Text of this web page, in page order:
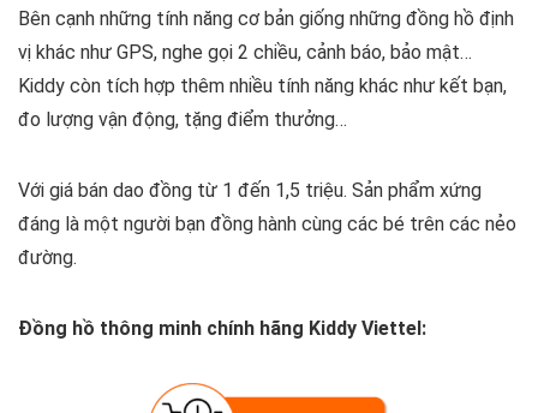
Bên cạnh những tính năng cơ bản giống những đồng hồ định
vị khác như GPS, nghe gọi 2 chiều, cảnh báo, bảo mật…
Kiddy còn tích hợp thêm nhiều tính năng khác như kết bạn,
đo lượng vận động, tặng điểm thưởng…
Với giá bán dao đồng từ 1 đến 1,5 triệu. Sản phẩm xứng
đáng là một người bạn đồng hành cùng các bé trên các nẻo
đường.
Đồng hồ thông minh chính hãng Kiddy Viettel: